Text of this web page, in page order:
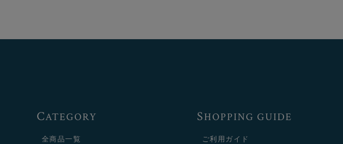
CATEGORY
全商品一覧
SHOPPING GUIDE
ご利用ガイド